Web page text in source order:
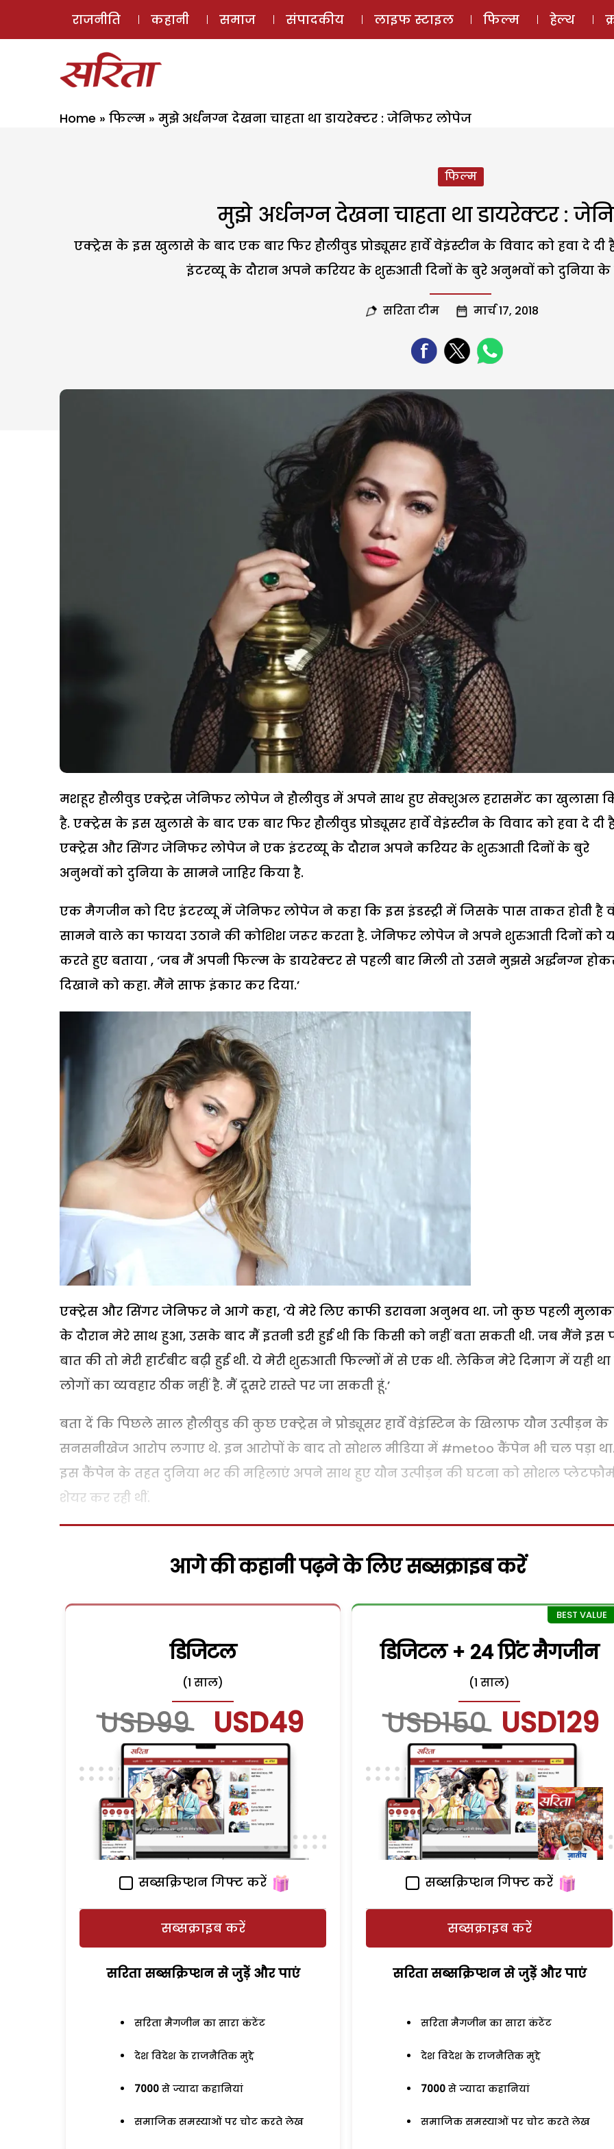
ई-मैगज़ीन
राजनीति कहानी समाज संपादकीय लाइफ स्टाइल फिल्म हेल्थ
Home » फिल्म » मुझे अर्धनग्न देखना चाहता था डायरेक्टर : जेनिफर लोपेज
फिल्म
मुझे अर्धनग्न देखना चाहता था डायरेक्टर :
एक्ट्रेस के इस खुलासे के बाद एक बार फिर हौलीवुड प्रोड्यूसर हार्वे वेइंस्टीन के विवाद को हवा दे
इंटरव्यू के दौरान अपने करियर के शुरुआती दिनों के बुरे अनुभवों को दुनिया के
सरिता टीम मार्च 17, 2018
मशहूर हौलीवुड एक्ट्रेस जेनिफर लोपेज ने हौलीवुड में अपने साथ हुए सेक्शुअल हरासमेंट का खुलासा
है. एक्ट्रेस के इस खुलासे के बाद एक बार फिर हौलीवुड प्रोड्यूसर हार्वे वेइंस्टीन के विवाद को हवा दे दी
एक्ट्रेस और सिंगर जेनिफर लोपेज ने एक इंटरव्यू के दौरान अपने करियर के शुरुआती दिनों के बुरे
अनुभवों को दुनिया के सामने जाहिर किया है.
एक मैगजीन को दिए इंटरव्यू में जेनिफर लोपेज ने कहा कि इस इंडस्ट्री में जिसके पास ताकत होती है
सामने वाले का फायदा उठाने की कोशिश जरूर करता है. जेनिफर लोपेज ने अपने शुरुआती दिनों को
करते हुए बताया , ‘जब मैं अपनी फिल्म के डायरेक्टर से पहली बार मिली तो उसने मुझसे अर्द्धनग्न
दिखाने को कहा. मैंने साफ इंकार कर दिया.’
एक्ट्रेस और सिंगर जेनिफर ने आगे कहा, ‘ये मेरे लिए काफी डरावना अनुभव था. जो कुछ पहली
के दौरान मेरे साथ हुआ, उसके बाद मैं इतनी डरी हुई थी कि किसी को नहीं बता सकती थी. जब मैंने इस
बात की तो मेरी हार्टबीट बढ़ी हुई थी. ये मेरी शुरुआती फिल्मों में से एक थी. लेकिन मेरे दिमाग में यही
लोगों का व्यवहार ठीक नहीं है. मैं दूसरे रास्ते पर जा सकती हूं.’
बता दें कि पिछले साल हौलीवुड की कुछ एक्ट्रेस ने प्रोड्यूसर हार्वे वेइंस्टिन के खिलाफ यौन उत्पीड़न के
सनसनीखेज आरोप लगाए थे. इन आरोपों के बाद तो सोशल मीडिया में #metoo कैंपेन भी चल पड़ा था.
इस कैंपेन के तहत दुनिया भर की महिलाएं अपने साथ हुए यौन उत्पीड़न की घटना को सोशल
शेयर कर रही थीं.
आगे की कहानी पढ़ने के लिए सब्सक्राइब करें
डिजिटल
(1 साल)
USD99 USD49
सब्सक्रिप्शन गिफ्ट करें
सब्सक्राइब करें
सरिता सब्सक्रिप्शन से जुड़ेें और पाएं
सरिता मैगजीन का सारा कंटेंट
देश विदेश के राजनैतिक मुद्दे
7000 से ज्यादा कहानियां
समाजिक समस्याओं पर चोट करते लेख
डिजिटल + 24 प्रिंट मैगजीन
(1 साल)
USD150 USD129
सब्सक्रिप्शन गिफ्ट करें
सब्सक्राइब करें
सरिता सब्सक्रिप्शन से जुड़ेें और पाएं
सरिता मैगजीन का सारा कंटेंट
देश विदेश के राजनैतिक मुद्दे
7000 से ज्यादा कहानियां
समाजिक समस्याओं पर चोट करते लेख